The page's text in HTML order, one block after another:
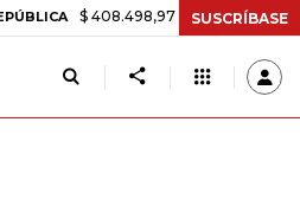
$ 408.498,97 +$ 8.753,81 +2,19%
SUSCRÍBASE